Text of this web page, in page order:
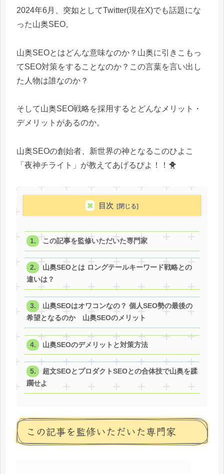
2024年6月、突如としてTwitter(現在X)でも話題にな
った山奥SEO。
山奥SEOとはどんな意味なのか？山奥に引きこもっ
てSEO対策をすることなのか？この言葉を言い出し
た人物は誰なのか？
そして山奥SEO戦略を採用するとどんなメリット・
デメリットがあるのか。
山奥SEOの創始者、新世界の神となるこのひよこ
「夜神チライト」が教えてあげるぴよ！！🐥
目次
この記事を監修いただいた専門家
山奥SEOとは ロングテールキーワード戦略との
違いは？
山奥SEOはオワコンなの？ 個人SEO勢の最後の
希望となるのか 山奥SEOのメリット
山奥SEOのデメリットと対策方法
超文SEOとプロダクトSEOとの合体技で山奥を蹂
躙せよ
この記事を監修いただいた専門家